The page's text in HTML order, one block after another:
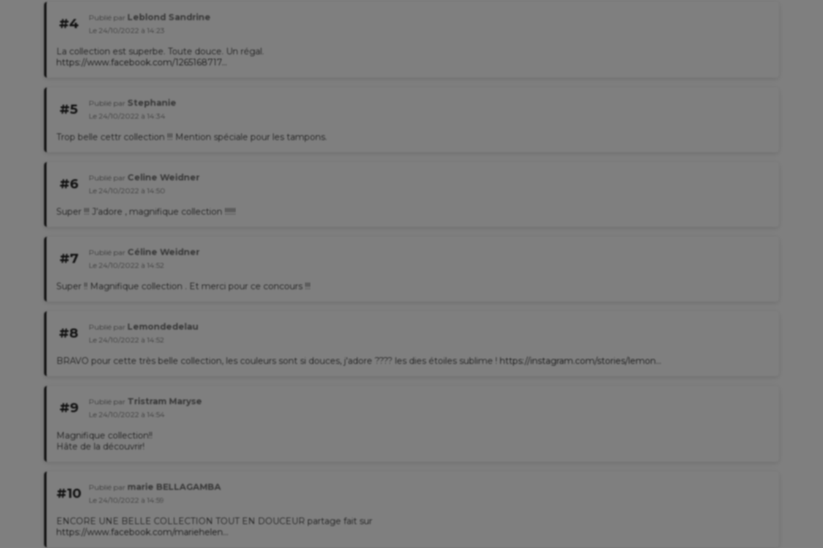
#4 Publié par Leblond Sandrine
Le 24/10/2022 à 14:23
La collection est superbe. Toute douce. Un régal.
https://www.facebook.com/1265168717...
#5 Publié par Stephanie
Le 24/10/2022 à 14:34
Trop belle cettr collection !!! Mention spéciale pour les tampons.
#6 Publié par Celine Weidner
Le 24/10/2022 à 14:50
Super !!! J’adore , magnifique collection !!!!!!
#7 Publié par Céline Weidner
Le 24/10/2022 à 14:52
Super !! Magnifique collection . Et merci pour ce concours !!!
#8 Publié par Lemondedelau
Le 24/10/2022 à 14:52
BRAVO pour cette très belle collection, les couleurs sont si douces, j'adore ???? les dies étoiles sublime ! https://instagram.com/stories/lemon...
#9 Publié par Tristram Maryse
Le 24/10/2022 à 14:54
Magnifique collection!!
Hâte de la découvrir!
#10 Publié par marie BELLAGAMBA
Le 24/10/2022 à 14:59
ENCORE UNE BELLE COLLECTION TOUT EN DOUCEUR partage fait sur
https://www.facebook.com/mariehelen...